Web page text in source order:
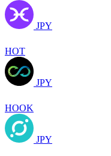
JPY
HOT
JPY
HOOK
JPY